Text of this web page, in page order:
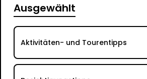
Ausgewählt
Aktivitäten- und Tourentipps